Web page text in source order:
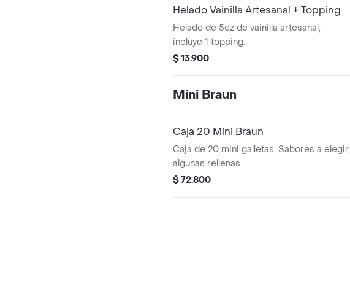
Helado Vainilla Artesanal + Topping
Helado de 5oz de vainilla artesanal,
incluye 1 topping.
$ 13.900
Mini Braun
Caja 20 Mini Braun
Caja de 20 mini galletas. Sabores a elegir,
algunas rellenas.
$ 72.800